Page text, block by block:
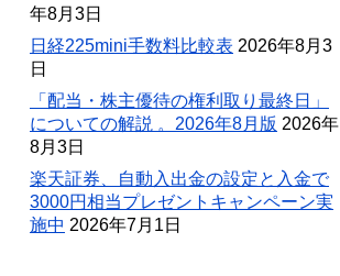
年8月3日
日経225mini手数料比較表 2026年8月3
日
「配当・株主優待の権利取り最終日」
についての解説 。2026年8月版 2026年
8月3日
楽天証券、自動入出金の設定と入金で
3000円相当プレゼントキャンペーン実
施中 2026年7月1日